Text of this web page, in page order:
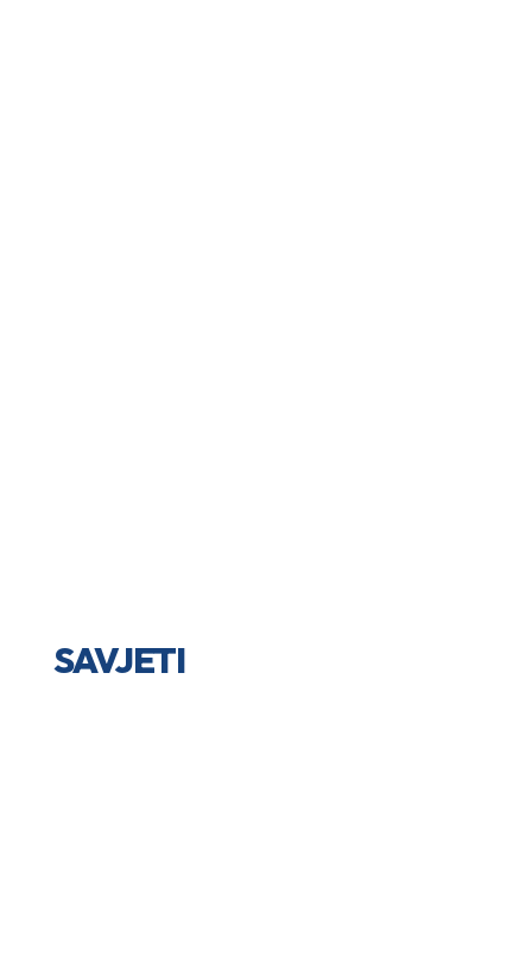
SAVJETI